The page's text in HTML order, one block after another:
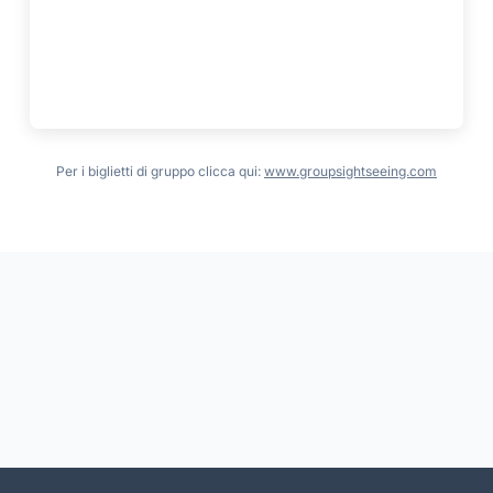
Per i biglietti di gruppo clicca qui: www.groupsightseeing.com